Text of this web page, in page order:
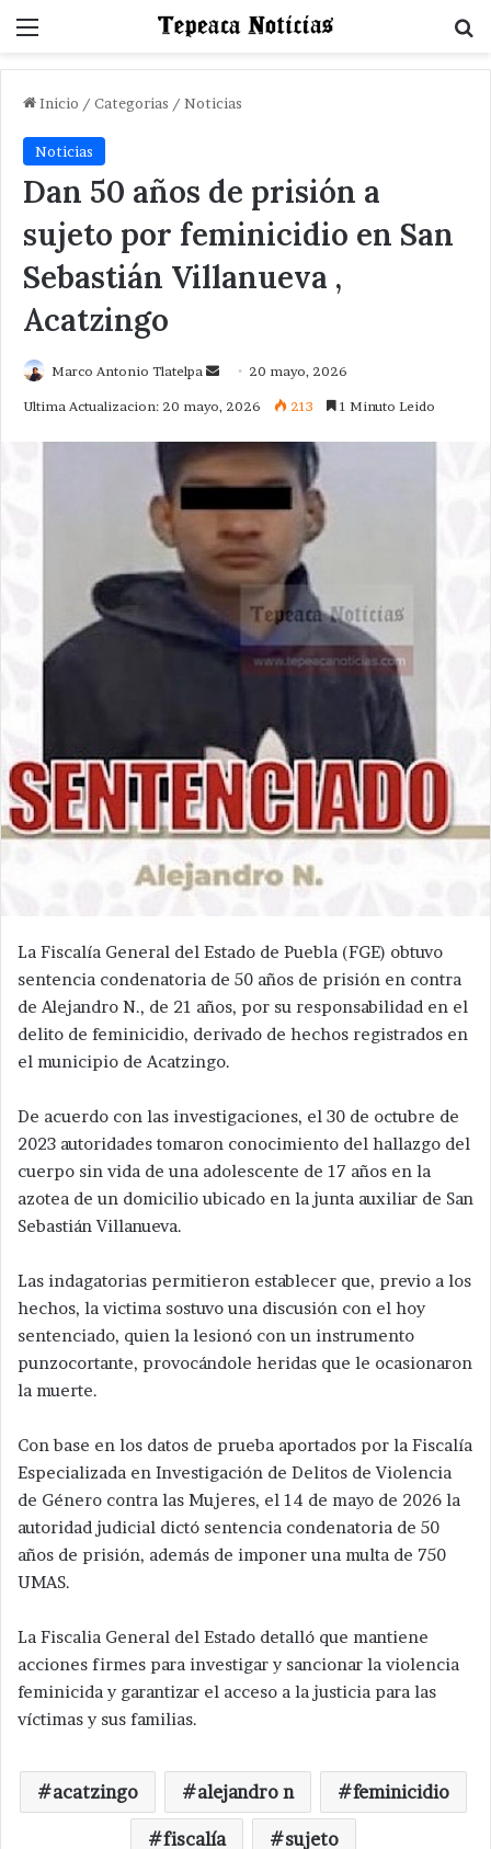
Menu
Inicio / Categorias / Noticias
Noticias
Dan 50 años de prisión a
sujeto por feminicidio en San
Sebastián Villanueva ,
Acatzingo
Marco Antonio Tlatelpa
Send 20 mayo, 2026
Ultima Actualizacion: 20 mayo, 2026 213 1 Minuto Leido
La Fiscalía General del Estado de Puebla (FGE) obtuvo
sentencia condenatoria de 50 años de prisión en contra
de Alejandro N., de 21 años, por su responsabilidad en el
delito de feminicidio, derivado de hechos registrados en
el municipio de Acatzingo.
De acuerdo con las investigaciones, el 30 de octubre de
2023 autoridades tomaron conocimiento del hallazgo del
cuerpo sin vida de una adolescente de 17 años en la
azotea de un domicilio ubicado en la junta auxiliar de San
Sebastián Villanueva.
Las indagatorias permitieron establecer que, previo a los
hechos, la victima sostuvo una discusión con el hoy
sentenciado, quien la lesionó con un instrumento
punzocortante, provocándole heridas que le ocasionaron
la muerte.
Con base en los datos de prueba aportados por la Fiscalía
Especializada en Investigación de Delitos de Violencia
de Género contra las Mujeres, el 14 de mayo de 2026 la
autoridad judicial dictó sentencia condenatoria de 50
años de prisión, además de imponer una multa de 750
UMAS.
La Fiscalia General del Estado detalló que mantiene
acciones firmes para investigar y sancionar la violencia
feminicida y garantizar el acceso a la justicia para las
víctimas y sus familias.
acatzingo alejandro n feminicidio
fiscalía sujeto